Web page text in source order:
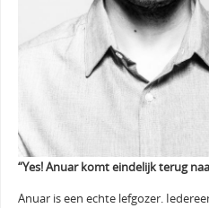
“Yes! Anuar komt eindelijk terug
Anuar is een echte lefgozer.